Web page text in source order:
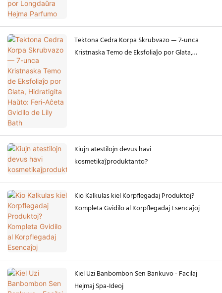
Tektona Cedra Korpa Skrubvazo — 7-unca
Kristnaska Temo de Eksfoliaĵo por Glata,
Kiujn atestilojn devus havi
kosmetikaĵproduktanto?
Kio Kalkulas kiel Korpflegadaj Produktoj?
Kompleta Gvidilo al Korpflegadaj Esencaĵoj
Kiel Uzi Banbombon Sen Bankuvo - Facilaj
Hejmaj Spa-Ideoj